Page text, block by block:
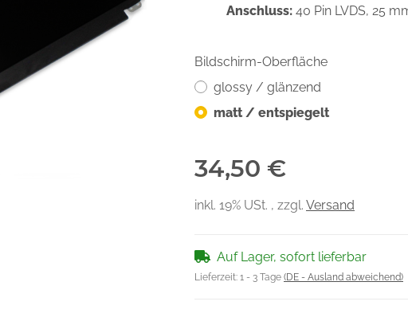
Anschluss: 40 Pin LVDS, 25
Bildschirm-Oberfläche
glossy / glänzend
matt / entspiegelt
34,50 €
inkl. 19% USt. , zzgl. Versand
Auf Lager, sofort lieferbar
Lieferzeit: 1 - 3 Tage (DE - Ausland abweichend)